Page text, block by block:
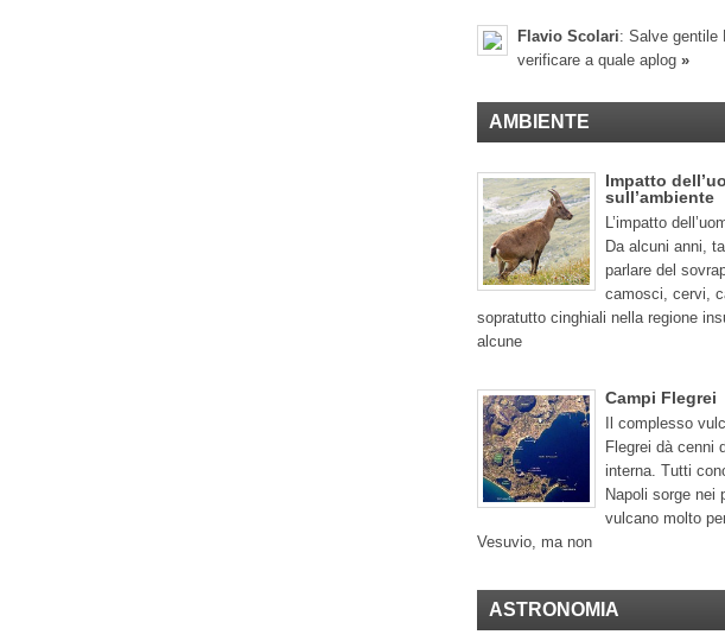
Flavio Scolari: Salve gentile
verificare a quale aplog »
AMBIENTE
Impatto
sull’ambiente
L’impatto
Da alcuni anni,
parlare del
camosci, cervi,
sopratutto cinghiali nella regione
alcune
Campi Flegrei
Il complesso
Flegrei dà cenni
interna. Tutti
Napoli sorge nei
vulcano molto
Vesuvio, ma non
ASTRONOMIA